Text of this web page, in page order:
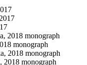
2018 monograph
monograph
2018 monograph
2018 monograph